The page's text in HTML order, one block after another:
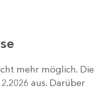
mehr möglich. Die
aus. Darüber